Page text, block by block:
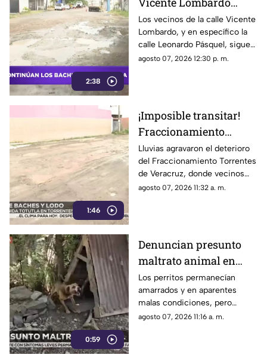
2:38
siguen sufriendo por
calles en mal estado
Los vecinos de la calle Vicente
Lombardo, y en específico la
calle Leonardo Pásquel, siguen
generando dificultades entre
agosto 07, 2026 12:30 p. m.
1:46
¡Imposible transitar!
Fraccionamiento
Torrentes en Veracruz
queda ´destrozado´
entre baches y lodo
(+VIDEO)
Lluvias agravaron el deterioro
del Fraccionamiento Torrentes
de Veracruz, donde vecinos
denuncian meses de abandono
agosto 07, 2026 11:32 a. m.
0:59
Denuncian presunto
maltrato animal en
Veracruz; perritos
desaparecen tras
intento de rescatarlos
Los perritos permanecían
amarrados y en aparentes
malas condiciones, pero
cuando un rescatista regresó
agosto 07, 2026 11:16 a. m.